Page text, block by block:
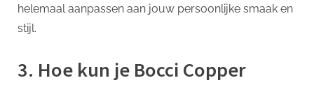
helemaal aanpassen aan jouw persoonlijke smaak en
stijl.
3. Hoe kun je Bocci Copper